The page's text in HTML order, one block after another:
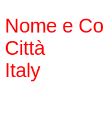
Nome e
Città
Italy